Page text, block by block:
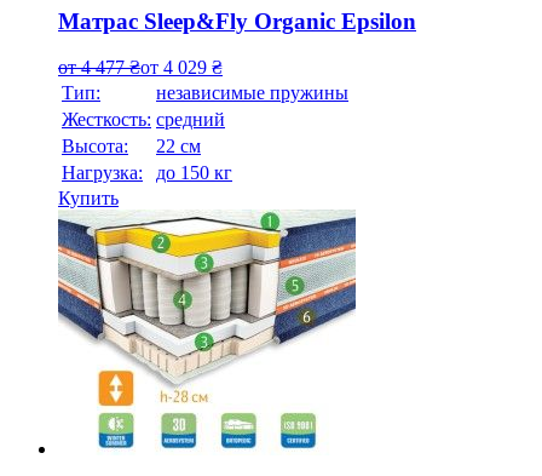
Матрас Sleep&Fly Organic Epsilon
от4 477₴от 4 029 ₴
Тип:
независимые пружины
Жесткость: средний
Высотa:
22 см
Нагрузка:
до 150 кг
Купить